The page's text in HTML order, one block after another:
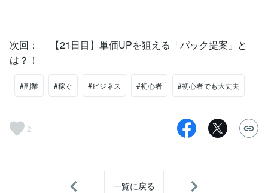
次回： 【21日目】単価UPを狙える「パック提案」と
は？！
#副業 #稼ぐ #ビジネス #初心者 #初心者でも大丈夫
2
一覧に戻る